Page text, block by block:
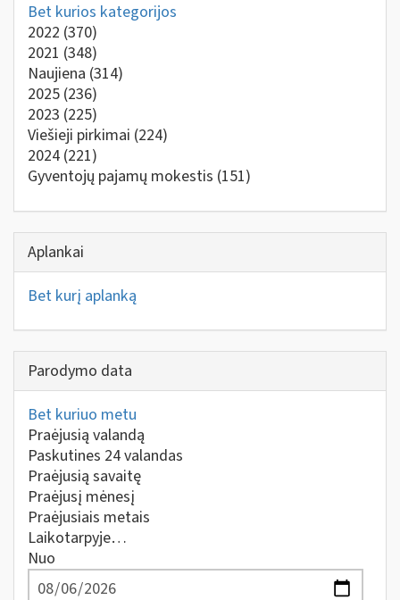
Bet kurios kategorijos
2022 (370)
2021 (348)
Naujiena (314)
2025 (236)
2023 (225)
Viešieji pirkimai (224)
2024 (221)
Gyventojų pajamų mokestis (151)
Aplankai
Bet kurį aplanką
Parodymo data
Bet kuriuo metu
Praėjusią valandą
Paskutines 24 valandas
Praėjusią savaitę
Praėjusį mėnesį
Praėjusiais metais
Laikotarpyje…
Nuo